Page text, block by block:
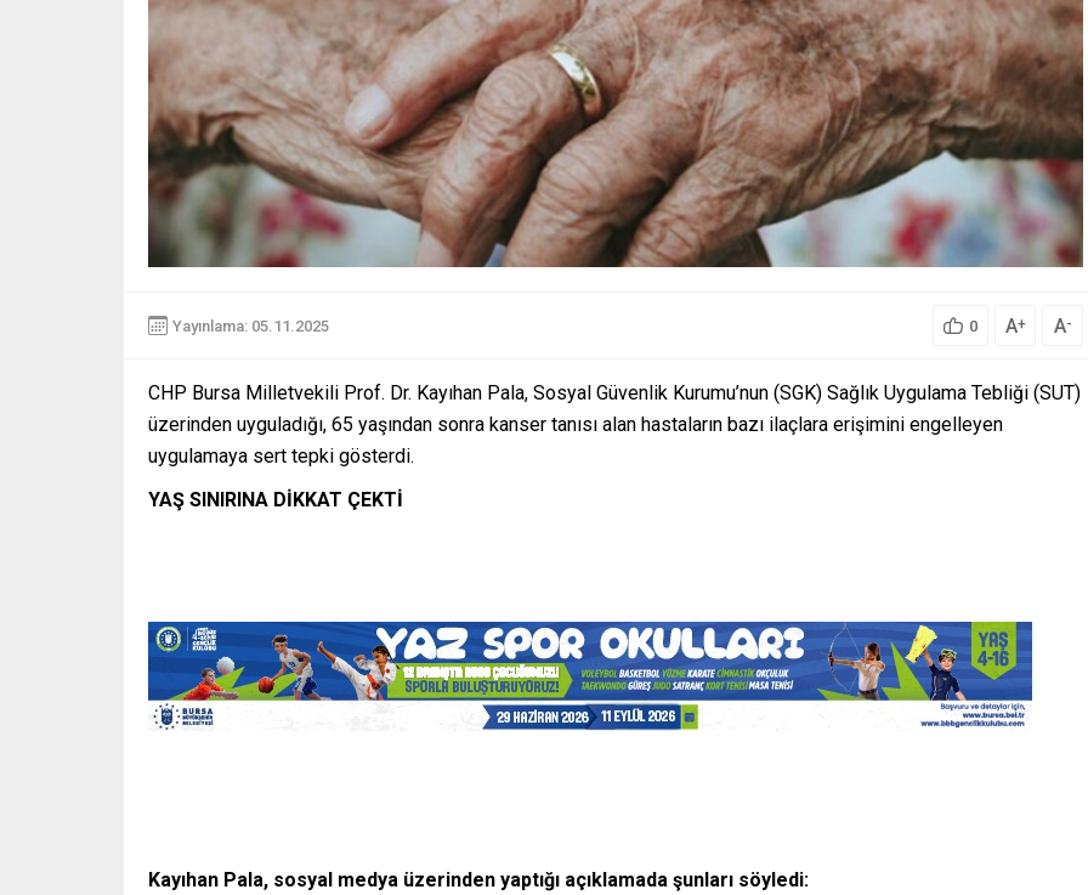
Yayınlama: 05.11.2025 0 A+ A-
CHP Bursa Milletvekili Prof. Dr. Kayıhan Pala, Sosyal Güvenlik Kurumu’nun (SGK) Sağlık Uygulama Tebliği (SUT)
üzerinden uyguladığı, 65 yaşından sonra kanser tanısı alan hastaların bazı ilaçlara erişimini engelleyen
uygulamaya sert tepki gösterdi.
YAŞ SINIRINA DİKKAT ÇEKTİ
Kayıhan Pala, sosyal medya üzerinden yaptığı açıklamada şunları söyledi: